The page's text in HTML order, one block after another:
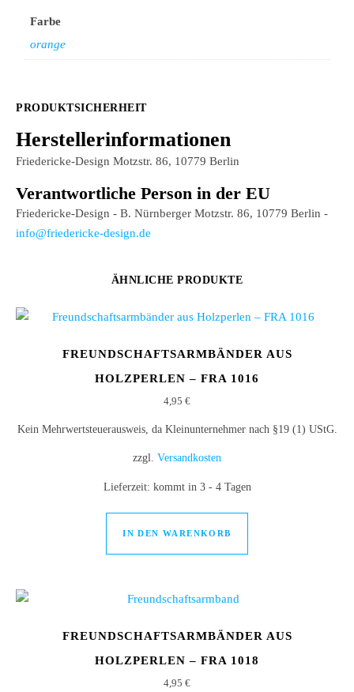
Farbe
orange
PRODUKTSICHERHEIT
Herstellerinformationen
Friedericke-Design Motzstr. 86, 10779 Berlin
Verantwortliche Person in der EU
Friedericke-Design - B. Nürnberger Motzstr. 86, 10779 Berlin -
info@friedericke-design.de
ÄHNLICHE PRODUKTE
FREUNDSCHAFTSARMBÄNDER AUS
HOLZPERLEN – FRA 1016
4,95 €
Kein Mehrwertsteuerausweis, da Kleinunternehmer nach §19 (1) UStG.
zzgl. Versandkosten
Lieferzeit: kommt in 3 - 4 Tagen
IN DEN WARENKORB
FREUNDSCHAFTSARMBÄNDER AUS
HOLZPERLEN – FRA 1018
4,95 €